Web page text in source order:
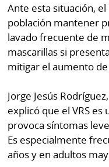
por
Metro
Tienda
Panamá
Tiquetes
Cero
KM
Diario
Ellas
Club
La
Prensa
Busca
Fácil
⌾
Hoy
por
⌾
Ante esta situación,
población mantener
lavado frecuente de
mascarillas si
mitigar el aumento de
Jorge Jesús
explicó que el VRS
provoca síntomas
Es especialmente
años y en adultos